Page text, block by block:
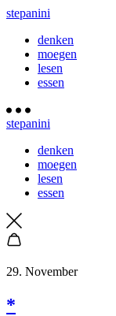
stepanini
denken
moegen
lesen
essen
stepanini
denken
moegen
lesen
essen
29. November
*